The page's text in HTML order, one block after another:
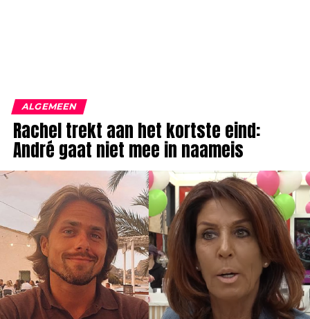
ALGEMEEN
Rachel trekt aan het kortste eind:
André gaat niet mee in naameis